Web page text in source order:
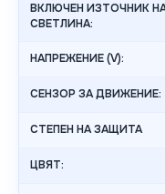
ВКЛЮЧЕН ИЗТОЧНИК
СВЕТЛИНА:
НАПРЕЖЕНИЕ (V):
СЕНЗОР ЗА ДВИЖЕНИЕ:
СТЕПЕН НА ЗАЩИТА
ЦВЯТ: